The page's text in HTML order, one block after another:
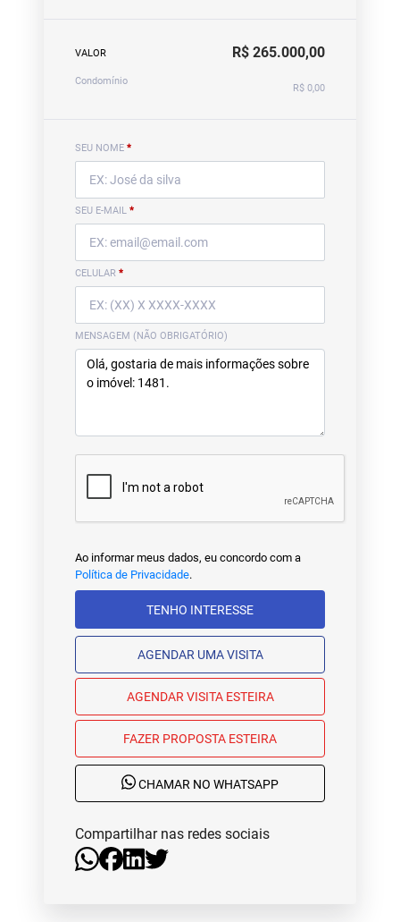
VALOR R$ 265.000,00
Condomínio
R$ 0,00
SEU NOME *
SEU E-MAIL *
CELULAR *
MENSAGEM (NÃO OBRIGATÓRIO)
Ao informar meus dados, eu concordo com a
Política de Privacidade.
TENHO INTERESSE
AGENDAR UMA VISITA
AGENDAR VISITA ESTEIRA
FAZER PROPOSTA ESTEIRA
CHAMAR NO WHATSAPP
Compartilhar nas redes sociais